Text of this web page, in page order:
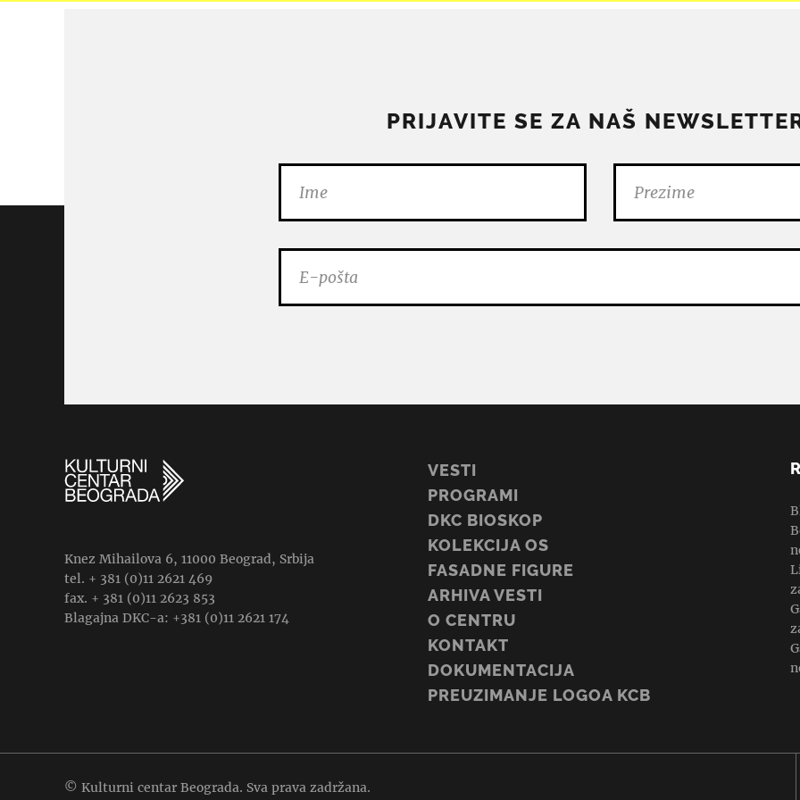
PRIJAVITE SE ZA NAŠ
Knez Mihailova 6, 11000 Beograd, Srbija
tel. + 381 (0)11 2621 469
fax. + 381 (0)11 2623 853
Blagajna DKC-a: +381 (0)11 2621 174
VESTI
PROGRAMI
DKC BIOSKOP
KOLEKCIJA OS
FASADNE FIGURE
ARHIVA VESTI
O CENTRU
KONTAKT
DOKUMENTACIJA
PREUZIMANJE LOGOA KCB
© Kulturni centar Beograda. Sva prava zadržana.